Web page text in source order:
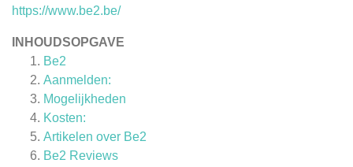
https://www.be2.be/
INHOUDSOPGAVE
Be2
Aanmelden:
Mogelijkheden
Kosten:
Artikelen over Be2
Be2 Reviews